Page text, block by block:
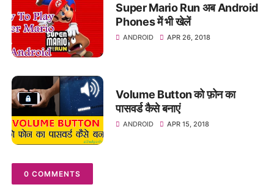
Super Mario Run अब Android
Phones में भी खेलें
ANDROID APR 26, 2018
Volume Button को फ़ोन का
पासवर्ड कैसे बनाएं
ANDROID APR 15, 2018
0 COMMENTS